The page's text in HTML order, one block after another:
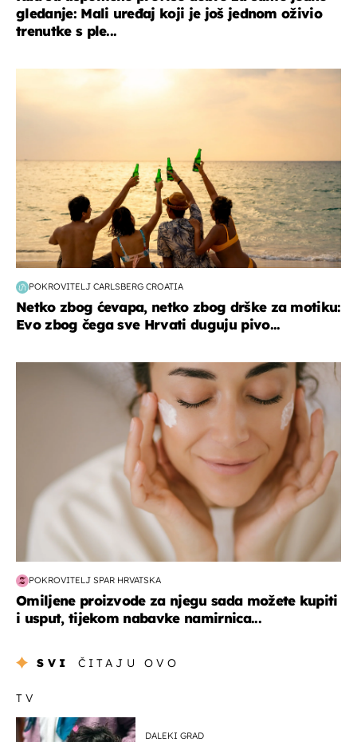
gledanje: Mali uređaj koji je još jednom oživio
trenutke s ple...
POKROVITELJ CARLSBERG CROATIA
Netko zbog ćevapa, netko zbog drške za motiku:
Evo zbog čega sve Hrvati duguju pivo...
moda & ljepota
POKROVITELJ SPAR HRVATSKA
Omiljene proizvode za njegu sada možete kupiti
i usput, tijekom nabavke namirnica...
SVI ČITAJU OVO
TV
DALEKI GRAD